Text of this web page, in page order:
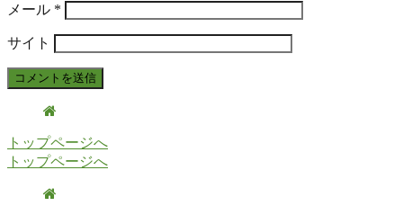
メール *
サイト
トップページへ
トップページへ